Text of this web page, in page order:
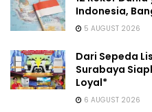
Indonesia,
5 AUGUST 2026
Dari Sepeda
Surabaya
Loyal*
6 AUGUST 2026